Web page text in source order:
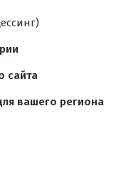
сайта
вашего региона